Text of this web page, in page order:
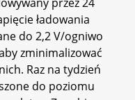
ładowania
do 2,2 V/ogniwo
zminimalizować
Raz na tydzień
do poziomu